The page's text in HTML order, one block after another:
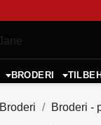
BRODERI
Broderi Broderi -